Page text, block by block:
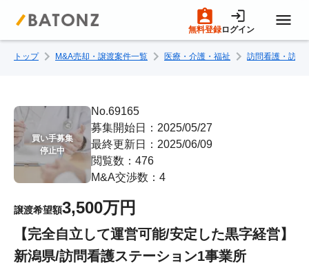
無料登録ログイン
トップページ
M&A案件一覧
売りたい方へ
成約事例
トップ M&A売却・譲渡案件一覧 医療・介護・福祉 訪問看護・訪問
買い手募集
停止中
No.69165
募集開始日：2025/05/27
最終更新日：2025/06/09
閲覧数：476
M&A交渉数：4
譲渡希望額3,500万円
【完全自立して運営可能/安定した黒字経営】
新潟県/訪問看護ステーション1事業所